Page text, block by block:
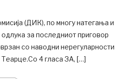
(ДИК), по многу натегања и
за последниот приговор
со наводни нерегуларности
4 гласа ЗА, […]